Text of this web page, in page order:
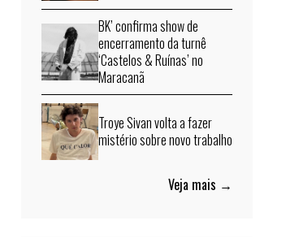
BK’ confirma show de
encerramento da turnê
‘Castelos & Ruínas’ no
Maracanã
Troye Sivan volta a fazer
mistério sobre novo trabalho
Veja mais →